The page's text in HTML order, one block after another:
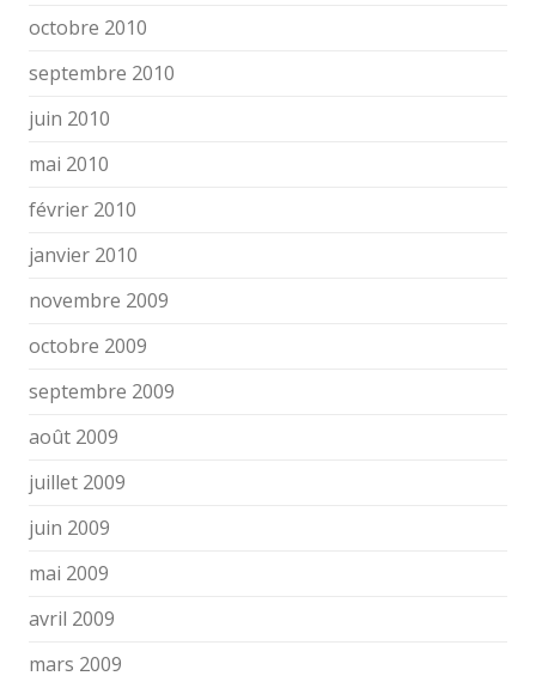
octobre 2010
septembre 2010
juin 2010
mai 2010
février 2010
janvier 2010
novembre 2009
octobre 2009
septembre 2009
août 2009
juillet 2009
juin 2009
mai 2009
avril 2009
mars 2009